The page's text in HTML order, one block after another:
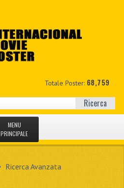
Totale Poster: 68,759
Ricerca
MENU
PRINCIPALE
Ricerca Avanzata